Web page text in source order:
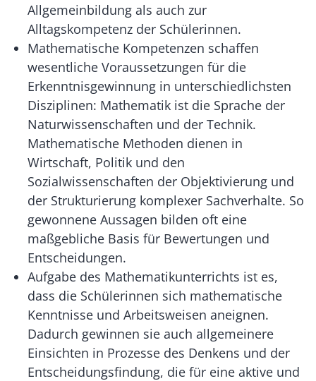
Allgemeinbildung als auch zur
Alltagskompetenz der Schülerinnen.
Mathematische Kompetenzen schaffen
wesentliche Voraussetzungen für die
Erkenntnisgewinnung in unterschiedlichsten
Disziplinen: Mathematik ist die Sprache der
Naturwissenschaften und der Technik.
Mathematische Methoden dienen in
Wirtschaft, Politik und den
Sozialwissenschaften der Objektivierung und
der Strukturierung komplexer Sachverhalte. So
gewonnene Aussagen bilden oft eine
maßgebliche Basis für Bewertungen und
Entscheidungen.
Aufgabe des Mathematikunterrichts ist es,
dass die Schülerinnen sich mathematische
Kenntnisse und Arbeitsweisen aneignen.
Dadurch gewinnen sie auch allgemeinere
Einsichten in Prozesse des Denkens und der
Entscheidungsfindung, die für eine aktive und